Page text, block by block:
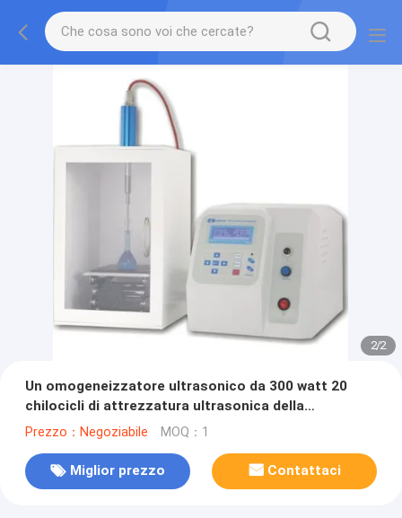
2/2
Un omogeneizzatore ultrasonico da 300 watt 20
chilocicli di attrezzatura ultrasonica della
dispersione
Prezzo：Negoziabile MOQ：1
Miglior prezzo Contattaci